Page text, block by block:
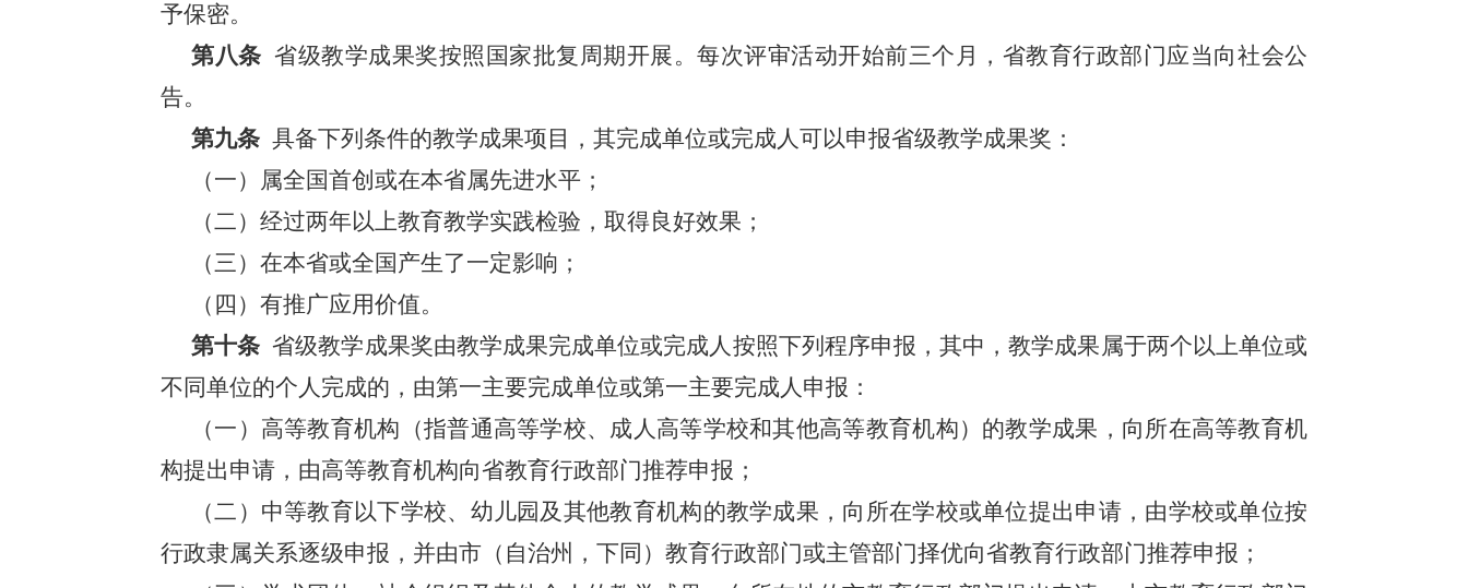
予保密。
第八条 省级教学成果奖按照国家批复周期开展。每次评审活动开始前三个月，省教育行政部门应当向社会公
告。
第九条 具备下列条件的教学成果项目，其完成单位或完成人可以申报省级教学成果奖：
（一）属全国首创或在本省属先进水平；
（二）经过两年以上教育教学实践检验，取得良好效果；
（三）在本省或全国产生了一定影响；
（四）有推广应用价值。
第十条 省级教学成果奖由教学成果完成单位或完成人按照下列程序申报，其中，教学成果属于两个以上单位或
不同单位的个人完成的，由第一主要完成单位或第一主要完成人申报：
（一）高等教育机构（指普通高等学校、成人高等学校和其他高等教育机构）的教学成果，向所在高等教育机
构提出申请，由高等教育机构向省教育行政部门推荐申报；
（二）中等教育以下学校、幼儿园及其他教育机构的教学成果，向所在学校或单位提出申请，由学校或单位按
行政隶属关系逐级申报，并由市（自治州，下同）教育行政部门或主管部门择优向省教育行政部门推荐申报；